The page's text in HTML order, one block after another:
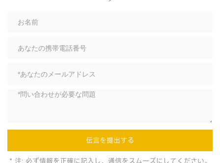
伝言を提出する
* 注: 必ず情報を正確に記入し、通信をスムーズにしてください。